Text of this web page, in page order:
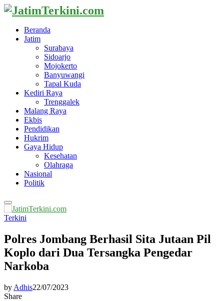
Beranda
Jatim
Surabaya
Sidoarjo
Mojokerto
Banyuwangi
Tapal Kuda
Kediri Raya
Trenggalek
Malang Raya
Ekbis
Pendidikan
Hukrim
Gaya Hidup
Kesehatan
Olahraga
Nasional
Politik
Primary
Menu
Terkini
Polres Jombang Berhasil Sita Jutaan Pil
Koplo dari Dua Tersangka Pengedar
Narkoba
by Adhis22/07/2023
Share